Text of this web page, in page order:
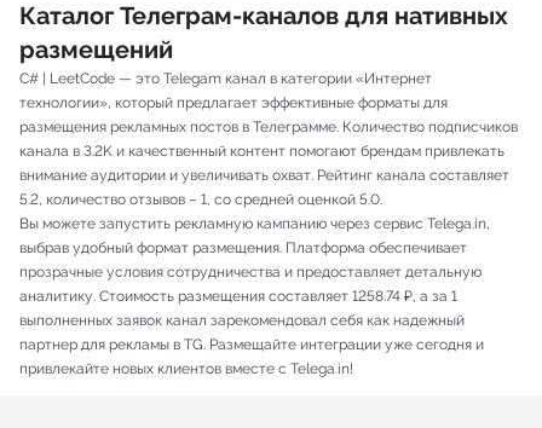
Каталог Телеграм-каналов для нативных
размещений
C# | LeetCode — это Telegam канал в категории «Интернет
технологии», который предлагает эффективные форматы для
размещения рекламных постов в Телеграмме. Количество подписчиков
канала в 3.2K и качественный контент помогают брендам привлекать
внимание аудитории и увеличивать охват. Рейтинг канала составляет
5.2, количество отзывов – 1, со средней оценкой 5.0.
Вы можете запустить рекламную кампанию через сервис Telega.in,
выбрав удобный формат размещения. Платформа обеспечивает
прозрачные условия сотрудничества и предоставляет детальную
аналитику. Стоимость размещения составляет 1258.74 ₽, а за 1
выполненных заявок канал зарекомендовал себя как надежный
партнер для рекламы в TG. Размещайте интеграции уже сегодня и
привлекайте новых клиентов вместе с Telega.in!